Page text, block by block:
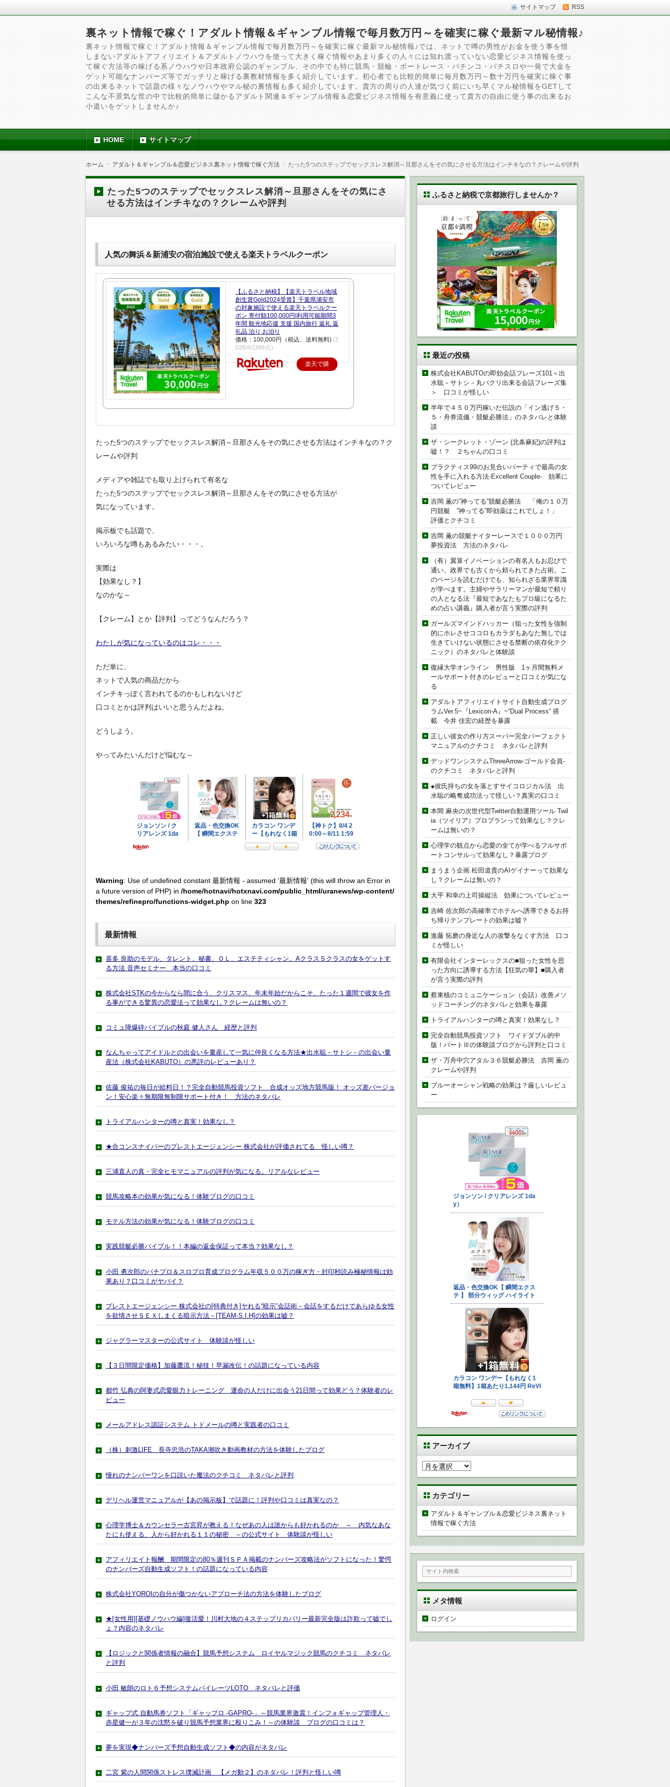
サイトマップ RSS
裏ネット情報で稼ぐ！アダルト情報＆ギャンブル情報で毎月数万円～を確実に稼ぐ最新マル秘情報♪
裏ネット情報で稼ぐ！アダルト情報＆ギャンブル情報で毎月数万円～を確実に稼ぐ最新マル秘情報♪では、ネットで噂の男性がお金を使う事を惜
しまないアダルトアフィリエイト＆アダルトノウハウを使って大きく稼ぐ情報やあまり多くの人々には知れ渡っていない恋愛ビジネス情報を使っ
て稼ぐ方法等の稼げる系ノウハウや日本政府公認のギャンブル、その中でも特に競馬・競輪・ボートレース・パチンコ・パチスロや一発で大金を
ゲット可能なナンバーズ等でガッチリと稼げる裏教材情報を多く紹介しています。初心者でも比較的簡単に毎月数万円～数十万円を確実に稼ぐ事
の出来るネットで話題の様々なノウハウやマル秘の裏情報も多く紹介しています。貴方の周りの人達が気づく前にいち早くマル秘情報をGETして
こんな不景気な世の中で比較的簡単に儲かるアダルト関連＆ギャンブル情報＆恋愛ビジネス情報を有意義に使って貴方の自由に使う事の出来るお
小遣いをゲットしませんか♪
HOME サイトマップ
ホーム アダルト＆ギャンブル＆恋愛ビジネス裏ネット情報で稼ぐ方法 たった5つのステップでセックスレス解消～旦那さんをその気にさせる方法はインチキなの？クレームや評判
たった5つのステップでセックスレス解消～旦那さんをその気にさ
せる方法はインチキなの？クレームや評判
人気の舞浜＆新浦安の宿泊施設で使える楽天トラベルクーポン
【ふるさと納税】【楽天トラベル地域
創生賞Gold2024受賞】千葉県浦安市
の対象施設で使える楽天トラベルクー
ポン 寄付額100,000円|利用可能期間3
年間 観光地応援 支援 国内旅行 返礼 返
礼品 泊り お泊り
価格：100,000円（税込、送料無料) (2
026/4/16時点)
楽天で購
たった5つのステップでセックスレス解消～旦那さんをその気にさせる方法はインチキなの？ク
レームや評判
メディアや雑誌でも取り上げられて有名な
たった5つのステップでセックスレス解消～旦那さんをその気にさせる方法が
気になっています。
掲示板でも話題で、
いろいろな噂もあるみたい・・・。
実際は
【効果なし？】
なのかな～
【クレーム】とか【評判】ってどうなんだろう？
わたしが気になっているのはコレ・・・
ただ単に、
ネットで人気の商品だから
インチキっぽく言われてるのかもしれないけど
口コミとかは評判はいいと思うんだよね。
どうしよう。
やってみたいんだけど悩むな～
Warning: Use of undefined constant 最新情報 - assumed '最新情報' (this will throw an Error in
a future version of PHP) in /home/hotnavi/hotxnavi.com/public_html/uranews/wp-content/
themes/refinepro/functions-widget.php on line 323
最新情報
喜多 良助のモデル、タレント、秘書、ＯＬ、エステティシャン。AクラスＳクラスの女をゲットす
る方法 音声セミナー 本当の口コミ
株式会社STKの今からなら間に合う、クリスマス、年末年始だからこそ、たった１週間で彼女を作
る事ができる驚異の恋愛法って効果なし？クレームは無いの？
コミュ障爆砕バイブルの秋庭 健人さん 経歴と評判
なんちゃってアイドルとの出会いを量産して一気に仲良くなる方法★出水聡－サトシ－の出会い量
産法（株式会社KABUTO）の悪評のレビューあり？
佐藤 俊祐の毎日が給料日！？完全自動競馬投資ソフト 合成オッズ地方競馬版！ オッズ差バージョ
ン！安心楽々無期限無制限サポート付き！ 方法のネタバレ
トライアルハンターの噂と真実！効果なし？
★合コンスナイパーのプレストエージェンシー 株式会社が評価されてる 怪しい噂？
三浦直人の真・完全ヒモマニュアルの評判が気になる。リアルなレビュー
競馬攻略本の効果が気になる！体験ブログの口コミ
モテル方法の効果が気になる！体験ブログの口コミ
実践競艇必勝バイブル！！本編の返金保証って本当？効果なし？
小田 勇次郎のパチプロ＆スロプロ育成プログラム年収５００万の稼ぎ方・封印秒読み極秘情報は効
果あり？口コミがヤバイ？
プレストエージェンシー 株式会社の[特典付き]ヤれる“暗示”会話術－会話をするだけであらゆる女性
を欲情させＳＥＸしまくる暗示方法－[TEAM-S.I.H]の効果は嘘？
ジャグラーマスターの公式サイト 体験談が怪しい
【３日間限定価格】加藤鷹流！秘技！早漏改伝！の話題になっている内容
都竹 弘典の阿妻式恋愛眼力トレーニング 運命の人だけに出会う21日間って効果どう？体験者のレ
ビュー
メールアドレス認証システム トドメールの噂と実践者の口コミ
（株）刺激LIFE 長寺忠浩のTAKA潮吹き動画教材の方法を体験したブログ
憧れのナンバーワンを口説いた魔法のクチコミ ネタバレと評判
デリヘル運営マニュアルが【あの掲示板】で話題に！評判や口コミは真実なの？
心理学博士＆カウンセラー古宮昇が教える！なぜあの人は誰からも好かれるのか ～ 内気なあな
たにも使える、人から好かれる１１の秘密 ～の公式サイト 体験談が怪しい
アフィリエイト報酬 期間限定の80％週刊ＳＰＡ掲載のナンバーズ攻略法がソフトになった！驚愕
のナンバーズ自動生成ソフト！の話題になっている内容
株式会社YOROIの自分が傷つかないアプローチ法の方法を体験したブログ
★[女性用][基礎ノウハウ編]復活愛！川村大地の４ステップリカバリー最新完全版は詐欺って嘘でし
ょ？内容のネタバレ
【ロジックと関係者情報の融合】競馬予想システム ロイヤルマジック競馬のクチコミ ネタバレ
と評判
小田 敏朗のロト６予想システムパイレーツLOTO ネタバレと評価
ギャップ式 自動馬券ソフト「ギャップロ -GAPRO-」～競馬業界激震！インフォギャップ管理人・
赤星健一が３年の沈黙を破り競馬予想業界に殴りこみ！～の体験談 ブログの口コミは？
夢を実現◆ナンバーズ予想自動生成ソフト◆の内容がネタバレ
二宮 紫の人間関係ストレス撲滅計画 【メガ動２】のネタバレ！評判と怪しい噂
ふるさと納税で京都旅行しませんか？
最近の投稿
株式会社KABUTOの即効会話フレーズ101＜出
水聡－サトシ－丸パクリ出来る会話フレーズ集
＞ 口コミが怪しい
半年で４５０万円稼いだ伝説の「イン逃げ５・
５・舟券流儀・競艇必勝法」のネタバレと体験
談
ザ・シークレット・ゾーン (北条麻妃)の評判は
嘘！？ ２ちゃんの口コミ
プラクティス99のお見合いパーティで最高の女
性を手に入れる方法-Excellent Couple- 効果に
ついてレビュー
吉岡 薫の”神ってる”競艇必勝法 「俺の１０万
円競艇 ”神ってる”即効薬はこれでしょ！」
評価とクチコミ
吉岡 薫の競艇ナイターレースで１０００万円
夢投資法 方法のネタバレ
（有）翼算イノベーションの有名人もお忍びで
通い、政界でも古くから頼られてきた占術。こ
のページを読むだけでも、知られざる業界常識
が学べます。主婦やサラリーマンが最短で頼り
の人となる法『最短であなたもプロ級になるた
めの占い講義』購入者が言う実際の評判
ガールズマインドハッカー（狙った女性を強制
的にホレさせココロもカラダもあなた無しでは
生きていけない状態にさせる禁断の依存化テク
ニック）のネタバレと体験談
復縁大学オンライン 男性版 1ヶ月間無料メ
ールサポート付きのレビューと口コミが気にな
る
アダルトアフィリエイトサイト自動生成プログ
ラムVer.5~『Lexicon-A』~“Dual Process” 搭
載 今井 佳宏の経歴を暴露
正しい彼女の作り方スーパー完全パーフェクト
マニュアルのクチコミ ネタバレと評判
デッドワンシステムThreeArrow-ゴールド会員-
のクチコミ ネタバレと評判
●彼氏持ちの女を落とすサイコロジカル法 出
水聡の略奪成功法って怪しい？真実の口コミ
本間 麻央の次世代型Twitter自動運用ツール Twil
ia（ツイリア）プロプランって効果なし？クレ
ームは無いの？
心理学の観点から恋愛の全てが学べるフルサポ
ートコンサルって効果なし？暴露ブログ
まうまう企画 松田道貴のAIゲイナーって効果な
し？クレームは無いの？
大平 和幸の上司操縦法 効果についてレビュー
吉崎 佐次郎の高確率でホテルへ誘導できるお持
ち帰りテンプレートの効果は嘘？
進藤 拓磨の身近な人の攻撃をなくす方法 口コ
ミが怪しい
有限会社インターレックスの■狙った女性を思
った方向に誘導する方法【狂気の華】■購入者
が言う実際の評判
蔡東植のコミュニケーション（会話）改善メソ
ッドコーチングのネタバレと効果を暴露
トライアルハンターの噂と真実！効果なし？
完全自動競馬投資ソフト ワイドダブル的中
版！パートⅢの体験談ブログから評判と口コミ
ザ・万舟中穴アタル３６競艇必勝法 吉岡 薫の
クレームや評判
ブルーオーシャン戦略の効果は？厳しいレビュ
ー
アーカイブ
ア
ー
カ
イ
ブ
カテゴリー
アダルト＆ギャンブル＆恋愛ビジネス裏ネット
情報で稼ぐ方法
メタ情報
ログイン